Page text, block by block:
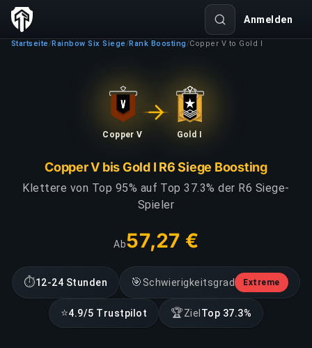
Anmelden
Startseite /Rainbow Six Siege /Rank Boosting /Copper V to Gold I
Copper V Gold I
Copper V bis Gold I R6 Siege Boosting
Klettere von Top 95% auf Top 37.3% der R6 Siege-
Spieler
Ab57,27 €
⏱12-24 Stunden 🎯 Schwierigkeitsgrad Extreme
⭐4.9/5 Trustpilot 🏆Ziel Top 37.3%